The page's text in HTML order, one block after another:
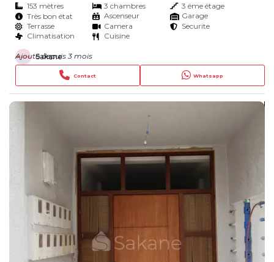
153 mètres 3 chambres
3 éme étage
Très bon état
Ascenseur
Garage
Terrasse
Camera
Securite
Climatisation
Cuisine
Sakane
Contact Whatsapp
Ajouté depuis 3 mois